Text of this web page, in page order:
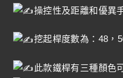
操控性及距離和優異
挖起桿度數為：48，
此款鐵桿有三種顏色